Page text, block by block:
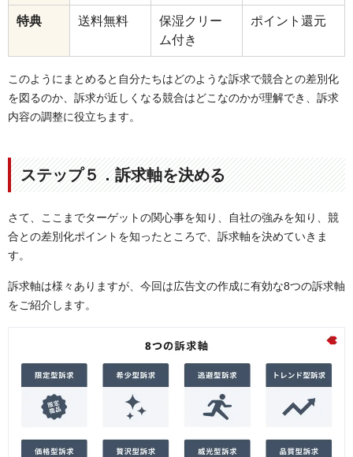
特典 送料無料
保湿クリー
ム付き
ポイント還元
このようにまとめると自分たちはどのような訴求で競合との差別化
を図るのか、訴求が近しくなる競合はどこなのかが理解でき、訴求
内容の調整に役立ちます。
ステップ５．訴求軸を決める
さて、ここまでターゲットの関心事を知り、自社の強みを知り、競
合との差別化ポイントを知ったところで、訴求軸を決めていきま
す。
訴求軸は様々ありますが、今回は広告文の作成に有効な8つの訴求軸
をご紹介します。